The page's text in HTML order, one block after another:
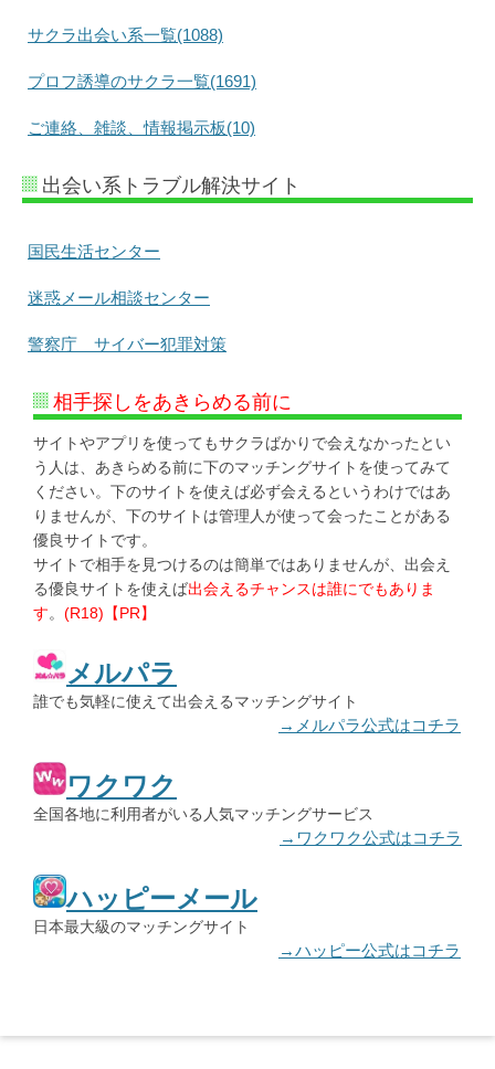
サクラ出会い系一覧(1088)
プロフ誘導のサクラ一覧(1691)
ご連絡、雑談、情報掲示板(10)
出会い系トラブル解決サイト
国民生活センター
迷惑メール相談センター
警察庁 サイバー犯罪対策
相手探しをあきらめる前に
サイトやアプリを使ってもサクラばかりで会えなかったとい
う人は、あきらめる前に下のマッチングサイトを使ってみて
ください。下のサイトを使えば必ず会えるというわけではあ
りませんが、下のサイトは管理人が使って会ったことがある
優良サイトです。
サイトで相手を見つけるのは簡単ではありませんが、出会え
る優良サイトを使えば出会えるチャンスは誰にでもありま
す。 (R18)【PR】
メルパラ
誰でも気軽に使えて出会えるマッチングサイト
→メルパラ公式はコチラ
ワクワク
全国各地に利用者がいる人気マッチングサービス
→ワクワク公式はコチラ
ハッピーメール
日本最大級のマッチングサイト
→ハッピー公式はコチラ